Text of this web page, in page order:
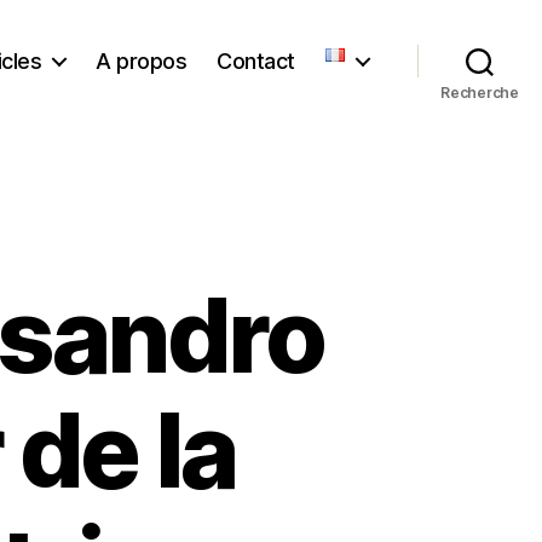
A propos Contact
Recherche
la